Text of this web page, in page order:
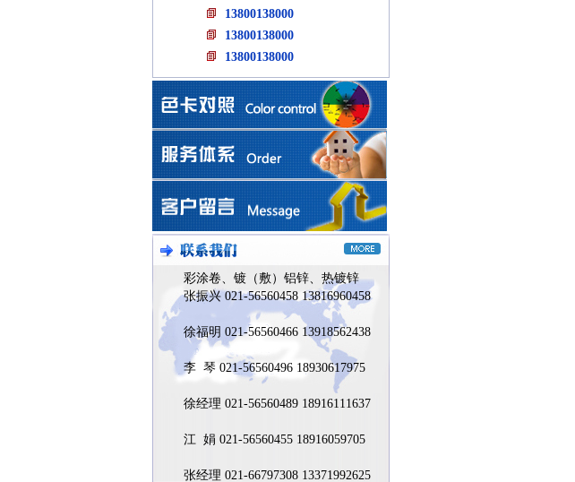
13800138000
13800138000
13800138000
彩涂卷、镀（敷）铝锌、热镀锌
张振兴 021-56560458 13816960458
徐福明 021-56560466 13918562438
李 琴 021-56560496 18930617975
徐经理 021-56560489 18916111637
江 娟 021-56560455 18916059705
张经理 021-66797308 13371992625